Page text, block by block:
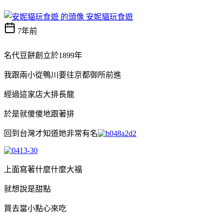
安妮貓玩食遊
7年前
名代豆餅創立於1899年
我跟兩小從鴨川要往京都御所前進
經過這家店大排長龍
於是就傻傻地跟著排
回到台灣才知道她非常有名
上面寫著什麼什麼大福
就想說是甜點
買去當小點心來吃